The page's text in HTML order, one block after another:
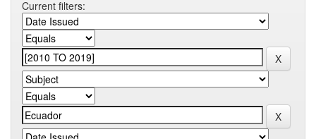
Current filters: